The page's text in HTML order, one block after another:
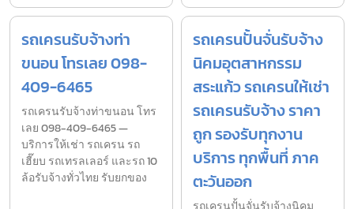
รถเครนรับจ้างท่า
ขนอน โทรเลย 098-
409-6465
รถเครนรับจ้างท่าขนอน โทร
เลย 098-409-6465 —
บริการให้เช่า รถเครน รถ
เฮี๊ยบ รถเทรลเลอร์ และรถ 10
ล้อรับจ้างทั่วไทย รับยกของ
รถเครนปั้นจั่นรับจ้าง
นิคมอุตสาหกรรม
สระแก้ว รถเครนให้เช่า
รถเครนรับจ้าง ราคา
ถูก รองรับทุกงาน
บริการ ทุกพื้นที่ ภาค
ตะวันออก